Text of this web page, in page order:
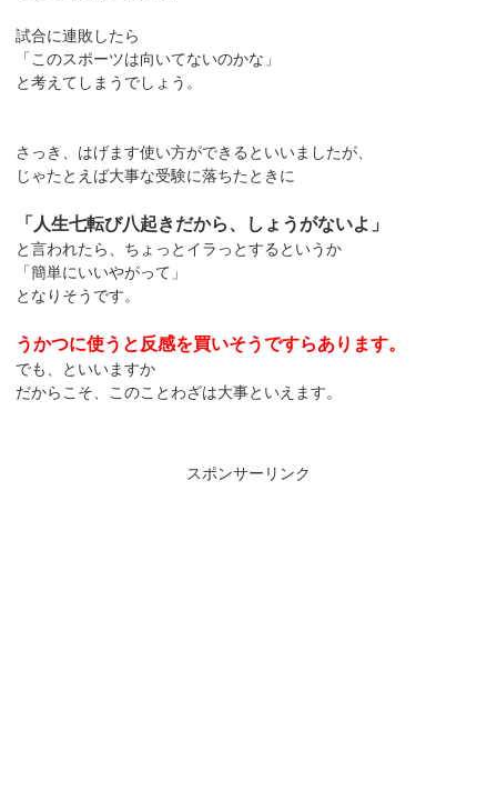
試合に連敗したら
「このスポーツは向いてないのかな」
と考えてしまうでしょう。
さっき、はげます使い方ができるといいましたが、
じゃたとえば大事な受験に落ちたときに
「人生七転び八起きだから、しょうがないよ」
と言われたら、ちょっとイラっとするというか
「簡単にいいやがって」
となりそうです。
うかつに使うと反感を買いそうですらあります。
でも、といいますか
だからこそ、このことわざは大事といえます。
スポンサーリンク